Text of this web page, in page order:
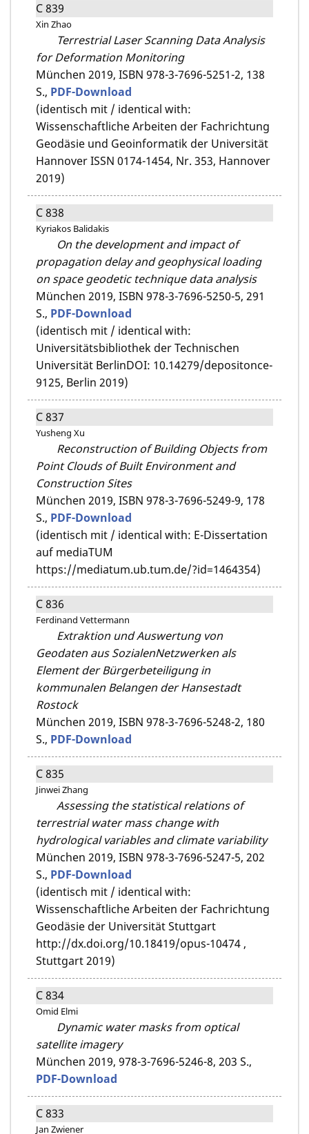
C 839
Xin Zhao
Terrestrial Laser Scanning Data Analysis
for Deformation Monitoring
München 2019, ISBN 978-3-7696-5251-2, 138
S., PDF-Download
(identisch mit / identical with:
Wissenschaftliche Arbeiten der Fachrichtung
Geodäsie und Geoinformatik der Universität
Hannover ISSN 0174-1454, Nr. 353, Hannover
2019)
C 838
Kyriakos Balidakis
On the development and impact of
propagation delay and geophysical loading
on space geodetic technique data analysis
München 2019, ISBN 978-3-7696-5250-5, 291
S., PDF-Download
(identisch mit / identical with:
Universitätsbibliothek der Technischen
Universität BerlinDOI: 10.14279/depositonce-
9125, Berlin 2019)
C 837
Yusheng Xu
Reconstruction of Building Objects from
Point Clouds of Built Environment and
Construction Sites
München 2019, ISBN 978-3-7696-5249-9, 178
S., PDF-Download
(identisch mit / identical with: E-Dissertation
auf mediaTUM
https://mediatum.ub.tum.de/?id=1464354)
C 836
Ferdinand Vettermann
Extraktion und Auswertung von
Geodaten aus SozialenNetzwerken als
Element der Bürgerbeteiligung in
kommunalen Belangen der Hansestadt
Rostock
München 2019, ISBN 978-3-7696-5248-2, 180
S., PDF-Download
C 835
Jinwei Zhang
Assessing the statistical relations of
terrestrial water mass change with
hydrological variables and climate variability
München 2019, ISBN 978-3-7696-5247-5, 202
S., PDF-Download
(identisch mit / identical with:
Wissenschaftliche Arbeiten der Fachrichtung
Geodäsie der Universität Stuttgart
http://dx.doi.org/10.18419/opus-10474 ,
Stuttgart 2019)
C 834
Omid Elmi
Dynamic water masks from optical
satellite imagery
München 2019, 978-3-7696-5246-8, 203 S.,
PDF-Download
C 833
Jan Zwiener